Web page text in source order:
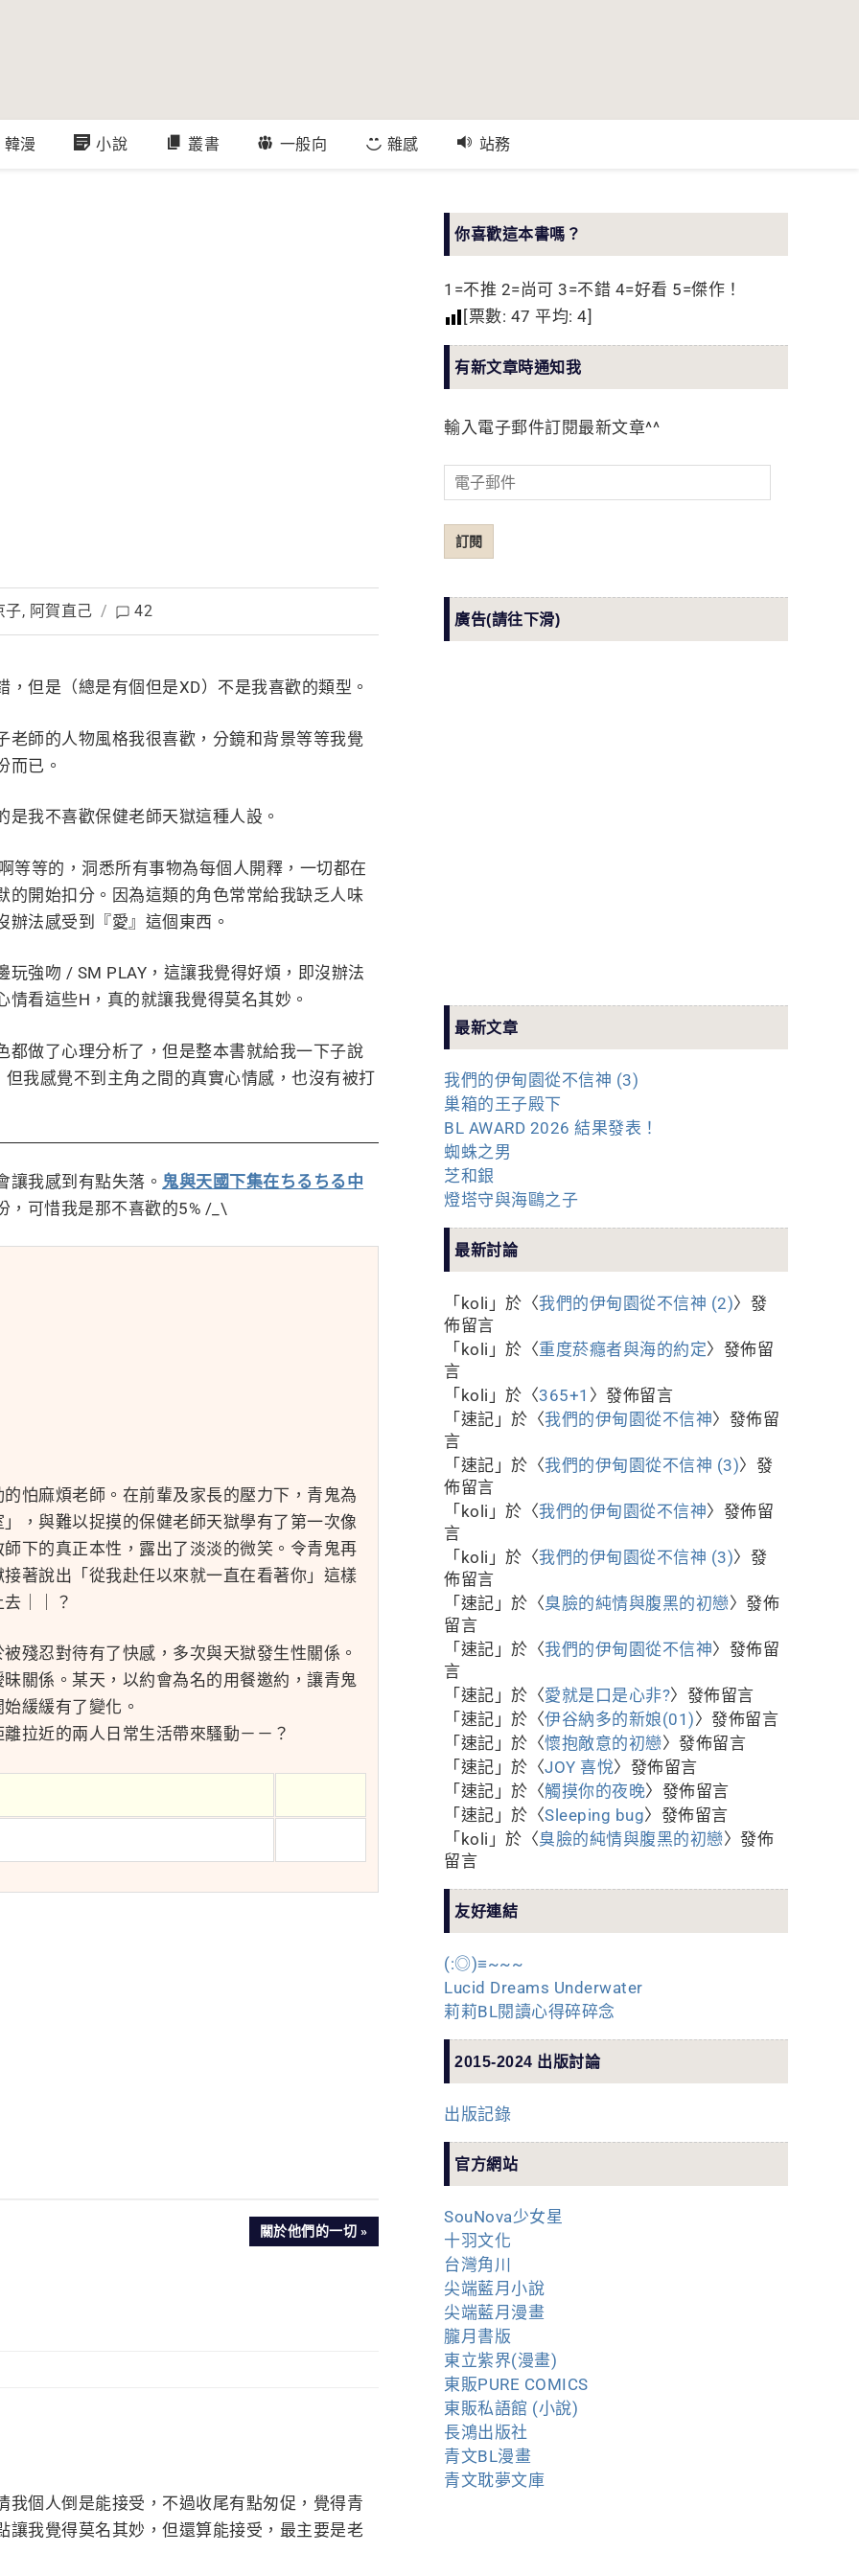
韓漫 小說 叢書 一般向 雜感 站務
子, 阿賀直己 / 42
但是（總是有個但是XD）不是我喜歡的類型。
師的人物風格我很喜歡，分鏡和背景等等我覺
而已。
我不喜歡保健老師天獄這種人設。
等等的，洞悉所有事物為每個人開釋，一切都在
開始扣分。因為這類的角色常常給我缺乏人味
法感受到『愛』這個東西。
強吻 / SM PLAY，這讓我覺得好煩，即沒辦法
看這些H，真的就讓我覺得莫名其妙。
做了心理分析了，但是整本書就給我一下子說
我感覺不到主角之間的真實心情感，也沒有被打
讓我感到有點失落。 鬼與天國下集在ちるちる中
，可惜我是那不喜歡的5% /_\
怕麻煩老師。在前輩及家長的壓力下，青鬼為
，與難以捉摸的保健老師天獄學有了第一次像
下的真正本性，露出了淡淡的微笑。令青鬼再
著說出「從我赴任以來就一直在看著你」這樣
｜｜？
殘忍對待有了快感，多次與天獄發生性關係。
關係。某天，以約會為名的用餐邀約，讓青鬼
緩緩有了變化。
拉近的兩人日常生活帶來騷動－－？
NEXT
關於他們的一切
個人倒是能接受，不過收尾有點匆促，覺得青
我覺得莫名其妙，但還算能接受，最主要是老
你喜歡這本書嗎？
1=不推 2=尚可 3=不錯 4=好看 5=傑作！
[票數: 47 平均: 4]
有新文章時通知我
輸入電子郵件訂閱最新文章^^
電
子
郵
件
訂閱
廣告(請往下滑)
最新文章
我們的伊甸園從不信神 (3)
巢箱的王子殿下
BL AWARD 2026 結果發表！
蜘蛛之男
芝和銀
燈塔守與海鷗之子
最新討論
「koli 」於〈我們的伊甸園從不信神 (2)〉發
佈留言
「koli 」於〈重度菸癮者與海的約定〉發佈留
言
「koli 」於〈365+1 〉發佈留言
「速記 」於〈我們的伊甸園從不信神〉發佈留
言
「速記 」於〈我們的伊甸園從不信神 (3)〉發
佈留言
「koli 」於〈我們的伊甸園從不信神〉發佈留
言
「koli 」於〈我們的伊甸園從不信神 (3)〉發
佈留言
「速記 」於〈臭臉的純情與腹黑的初戀〉發佈
留言
「速記 」於〈我們的伊甸園從不信神〉發佈留
言
「速記 」於〈愛就是口是心非?〉發佈留言
「速記 」於〈伊谷納多的新娘(01)〉發佈留言
「速記 」於〈懷抱敵意的初戀〉發佈留言
「速記 」於〈JOY 喜悅〉發佈留言
「速記 」於〈觸摸你的夜晚〉發佈留言
「速記 」於〈Sleeping bug〉發佈留言
「koli 」於〈臭臉的純情與腹黑的初戀〉發佈
留言
友好連結
(:◎)≡~~~
Lucid Dreams Underwater
莉莉BL閱讀心得碎碎念
2015-2024 出版討論
出版記錄
官方網站
SouNova少女星
十羽文化
台灣角川
尖端藍月小說
尖端藍月漫畫
朧月書版
東立紫界(漫畫)
東販PURE COMICS
東販私語館 (小說)
長鴻出版社
青文BL漫畫
青文耽夢文庫